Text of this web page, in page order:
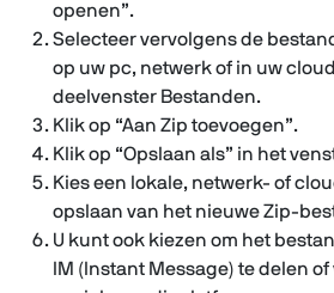
openen”.
Selecteer vervolgens de
op uw pc, netwerk of in uw
deelvenster Bestanden.
Klik op “Aan Zip toevoegen”.
Klik op “Opslaan als” in het
Kies een lokale, netwerk- of
opslaan van het nieuwe Zip-
U kunt ook kiezen om het
IM (Instant Message) te delen